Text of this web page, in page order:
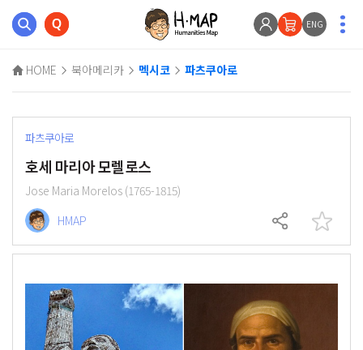
ENG
HOME 북아메리카 멕시코 파츠쿠아로
파츠쿠아로
호세 마리아 모렐로스
Jose Maria Morelos (1765-1815)
HMAP